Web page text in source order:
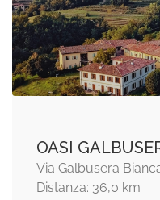
OASI
Via Galbusera
Distanza: 36,0 km